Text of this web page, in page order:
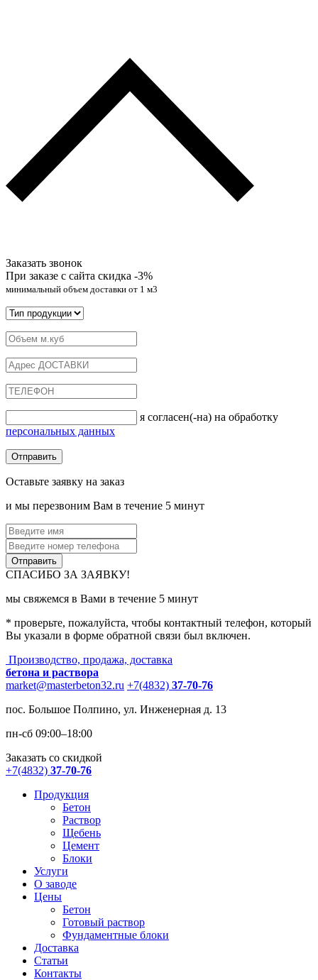
Заказать звонок
При заказе с сайта скидка -3%
минимальный объем доставки от 1 м3
я согласен(-на) на обработку
персональных данных
Оставьте заявку на заказ
и мы перезвоним Вам в течение 5 минут
СПАСИБО ЗА ЗАЯВКУ!
мы свяжемся в Вами в течение 5 минут
* проверьте, пожалуйста, чтобы контактный телефон, который
Вы указали в форме обратной связи был включен.
Производство, продажа, доставка
бетона и раствора
market@masterbeton32.ru +7(4832) 37-70-76
пос. Большое Полпино, ул. Инженерная д. 13
пн-сб 09:00–18:00
Заказать со скидкой
+7(4832) 37-70-76
Продукция
Бетон
Раствор
Щебень
Цемент
Блоки
Услуги
О заводе
Цены
Бетон
Готовый раствор
Фундаментные блоки
Доставка
Статьи
Контакты